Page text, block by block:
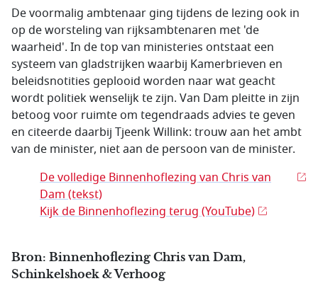
De voormalig ambtenaar ging tijdens de lezing ook in
op de worsteling van rijksambtenaren met 'de
waarheid'. In de top van ministeries ontstaat een
systeem van gladstrijken waarbij Kamerbrieven en
beleidsnotities geplooid worden naar wat geacht
wordt politiek wenselijk te zijn. Van Dam pleitte in zijn
betoog voor ruimte om tegendraads advies te geven
en citeerde daarbij Tjeenk Willink: trouw aan het ambt
van de minister, niet aan de persoon van de minister.
De volledige Binnenhoflezing van Chris van
Dam (tekst)
Kijk de Binnenhoflezing terug (YouTube)
Bron: Binnenhoflezing Chris van Dam,
Schinkelshoek & Verhoog